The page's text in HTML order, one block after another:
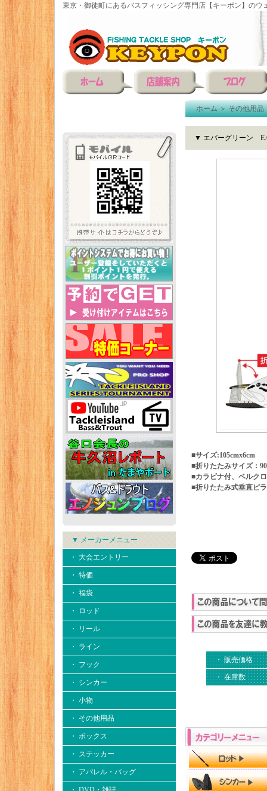
東京・御徒町にあるバスフィッシング専門店【キーポン】のウ
▼ メーカーメニュー
・ 大会エントリー
・ 特価
・ 福袋
・ ロッド
・ リール
・ ライン
・ フック
・ シンカー
・ 小物
・ その他用品
・ ボックス
・ ステッカー
・ アパレル・バッグ
ホーム＞その他用品
▼ エバーグリーン
■サイズ:105cmx6cm
■折りたたみサイズ：
■カラビナ付、ベルク
■折りたたみ式垂直ピ
・ 販売価格
・ 在庫数